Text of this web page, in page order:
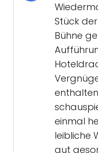
Stück
Bühne
einmal
leibliche
gut